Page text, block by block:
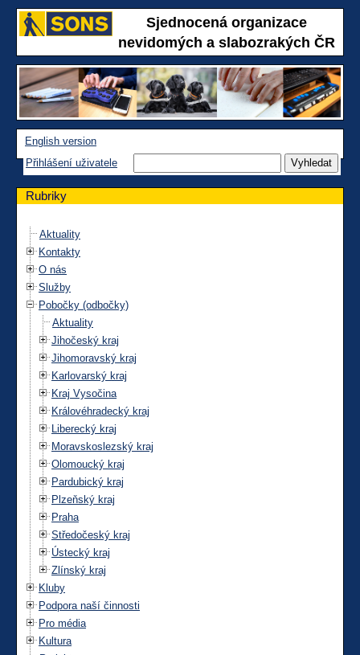
Sjednocená organizace
nevidomých a slabozrakých ČR
English version
Přihlášení uživatele
Rubriky
Aktuality
Kontakty
O nás
Služby
Pobočky (odbočky)
Aktuality
Jihočeský kraj
Jihomoravský kraj
Karlovarský kraj
Kraj Vysočina
Královéhradecký kraj
Liberecký kraj
Moravskoslezský kraj
Olomoucký kraj
Pardubický kraj
Plzeňský kraj
Praha
Středočeský kraj
Ústecký kraj
Zlínský kraj
Kluby
Podpora naší činnosti
Pro média
Kultura